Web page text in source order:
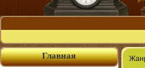
Главная